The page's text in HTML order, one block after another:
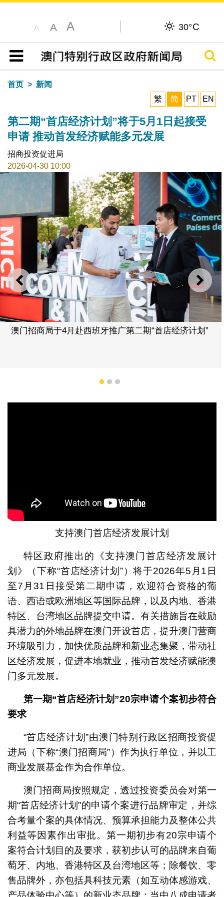
A A A 30°C
目录
搜寻
首页
新闻
繁
简 PT EN
第二期“首店经济计划”将于5月1日起接受
申请 推动首发经济赋能多元发展
招商投资促进局
2026-04-30 10:00
上一则 下一
门招商局于4月赴西班牙推广第二期“首店经济计划”
1 2 3
支持澳门首店经济发展计划
特区政府推出的《支持澳门首店经济发展计
划》（下称“首店经济计划”）将于2026年5月1日
至7月31日接受第二期申请，欢迎符合资格的葡
语、西语或欧洲地区等国际品牌，以及内地、香港
特区、台湾地区品牌提交申请。有关措施旨在鼓励
具潜力的外地品牌在澳门开设首店，提升澳门营商
环境吸引力，加快优质品牌和新业态集聚，带动社
区经济发展，促进本地就业，推动首发经济赋能澳
门多元发展。
第一期“首店经济计划”20宗申请个案初步符合
要求
“首店经济计划”由澳门特别行政区招商投资促
进局（下称“澳门招商局”）作为执行单位，并以工
商业发展基金作为合作单位。
澳门招商局按照规定，透过投资委员会对第一
期“首店经济计划”的申请个案进行品牌审定，并综
合考量个案的具体情况、预算承担能力及整体公共
利益等因素作出审批。第一期初步有20宗申请个
案符合计划目的及要求，获初步认可的品牌来自葡
萄牙、内地、香港特区及台湾地区等；除餐饮、零
售品牌外，亦包括具科技元素（如互动体感游戏、